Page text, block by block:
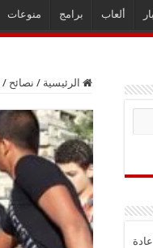
ألعاب برامج منوعات
الرئيسية / نصائح /